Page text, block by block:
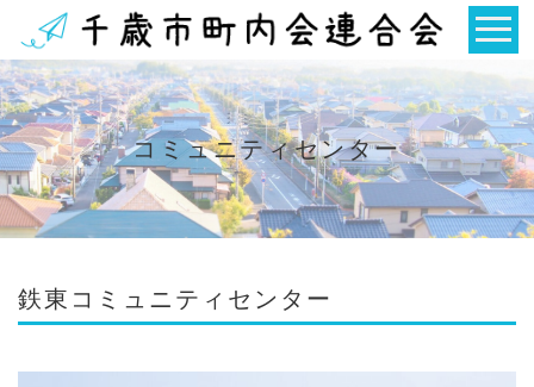
コミュニティセンター
鉄東コミュニティセンター